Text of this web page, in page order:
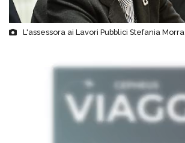
L'assessora ai Lavori Pubblici Stefania Morra